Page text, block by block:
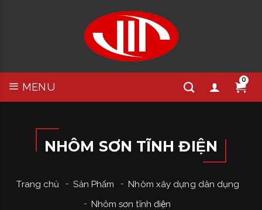
MENU
0
NHÔM SƠN TĨNH ĐIỆN
Trang chủ Sản Phẩm
Nhôm xây dựng dân dụng
Nhôm sơn tĩnh điện